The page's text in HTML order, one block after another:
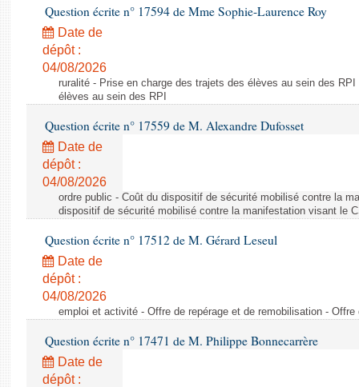
Question écrite n° 17594 de Mme Sophie-Laurence Roy
Date de
dépôt :
04/08/2026
ruralité - Prise en charge des trajets des élèves au sein des
élèves au sein des RPI
Question écrite n° 17559 de M. Alexandre Dufosset
Date de
dépôt :
04/08/2026
ordre public - Coût du dispositif de sécurité mobilisé contre la
dispositif de sécurité mobilisé contre la manifestation visant le
Question écrite n° 17512 de M. Gérard Leseul
Date de
dépôt :
04/08/2026
emploi et activité - Offre de repérage et de remobilisation -
Question écrite n° 17471 de M. Philippe Bonnecarrère
Date de
dépôt :